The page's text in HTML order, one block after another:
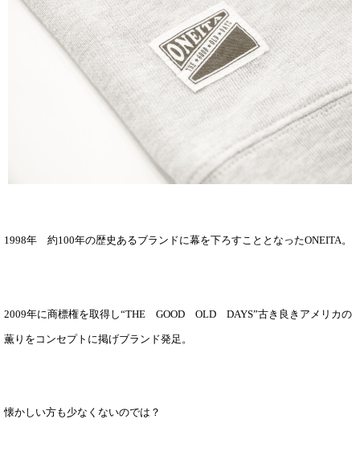
1998年 約100年の歴史あるブランドに幕を下ろすこととなったONEITA。
2009年に商標権を取得し“THE GOOD OLD DAYS”古き良きアメリカの
薫りをコンセプトに掲げブランド発足。
懐かしい方も少なくないのでは？